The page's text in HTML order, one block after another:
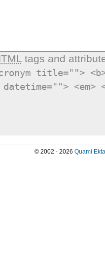
tags and
title="">
datetime="">
© 2002 - 2026 Quami